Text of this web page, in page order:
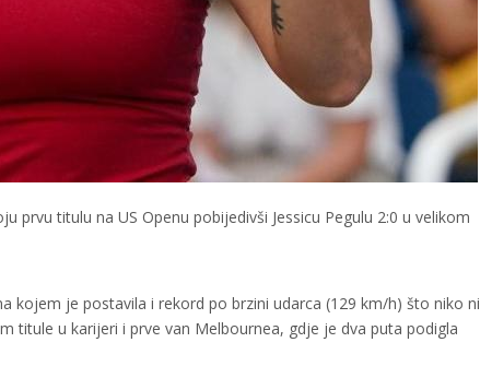
prvu titulu na US Openu pobijedivši Jessicu Pegulu 2:0 u velikom
kojem je postavila i rekord po brzini udarca (129 km/h) što niko ni
titule u karijeri i prve van Melbournea, gdje je dva puta podigla